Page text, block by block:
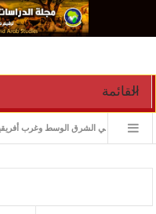
القائمة
في الشرق الوسط وغرب أفريقيا أي